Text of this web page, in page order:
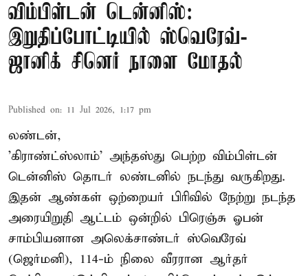
விம்பிள்டன் டென்னிஸ்:
இறுதிப்போட்டியில் ஸ்வெரேவ்-
ஜானிக் சினெர் நாளை மோதல்
Published on: 11 Jul 2026, 1:17 pm
லண்டன்,
'கிராண்ட்ஸ்லாம்' அந்தஸ்து பெற்ற விம்பிள்டன்
டென்னிஸ் தொடர் லண்டனில் நடந்து வருகிறது.
இதன் ஆண்கள் ஒற்றையர் பிரிவில் நேற்று நடந்த
அரையிறுதி ஆட்டம் ஒன்றில் பிரெஞ்சு ஓபன்
சாம்பியனான அலெக்சாண்டர் ஸ்வெரேவ்
(ஜெர்மனி), 114-ம் நிலை வீரரான ஆர்தர்